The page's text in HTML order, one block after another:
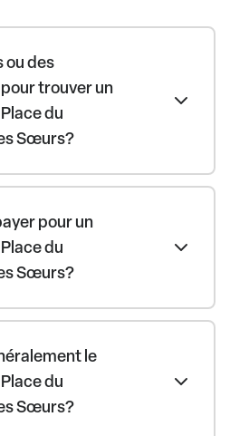
ou des
trouver un
du
Sœurs?
pour un
du
Sœurs?
le
du
Sœurs?